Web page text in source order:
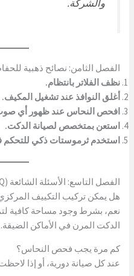
والشركة.
الفصل الثامن: نصائح ذهبية
نظف الفلاتر بانتظام.
أغلق النوافذ عند تشغيل المكيف.
افحص النحاس عند ظهور أي
استعن بمتخصص لصيانة الدكت.
استخدم ثرموستات ذكي للتحكم
الفصل التاسع: الأسئلة الشائعة (FAQ)
هل يمكن تركيب التكييف
نعم، بشرط وجود مساحة كافية
الدكت المرن في الأماكن الضيقة.
كم مرة يجب فحص النحاس؟
عند كل صيانة دورية، أو إذا